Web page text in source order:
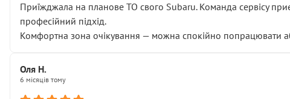
Приїжджала на планове ТО свого Subaru. Команда сервісу
професійний підхід.
Комфортна зона очікування — можна спокійно попрацювати
Оля Н.
6 місяців тому